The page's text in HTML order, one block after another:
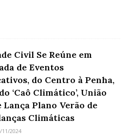
Civil Se Reúne em
de Eventos
do Centro à Penha,
‘Caô Climático’, União
Plano Verão de
Climáticas
11/2024